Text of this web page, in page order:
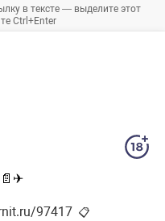
в тексте — выделите этот
Ctrl+Enter
📄 ✈
97417 📋